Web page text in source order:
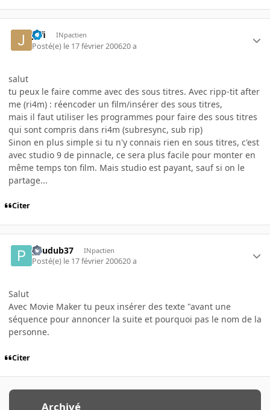
jufi INpactien
Posté(e) le 17 février 200620 a
salut
tu peux le faire comme avec des sous titres. Avec ripp-tit after
me (ri4m) : réencoder un film/insérer des sous titres,
mais il faut utiliser les programmes pour faire des sous titres
qui sont compris dans ri4m (subresync, sub rip)
Sinon en plus simple si tu n'y connais rien en sous titres, c'est
avec studio 9 de pinnacle, ce sera plus facile pour monter en
même temps ton film. Mais studio est payant, sauf si on le
partage...
Citer
paudub37 INpactien
Posté(e) le 17 février 200620 a
Salut
Avec Movie Maker tu peux insérer des texte "avant une
séquence pour annoncer la suite et pourquoi pas le nom de la
personne.
Citer
Archivé